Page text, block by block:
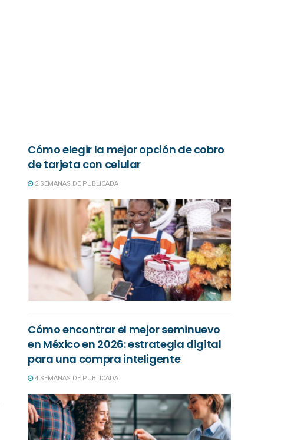
Cómo elegir la mejor opción de cobro
de tarjeta con celular
2 SEMANAS DE PUBLICADA
Cómo encontrar el mejor seminuevo
en México en 2026: estrategia digital
para una compra inteligente
4 SEMANAS DE PUBLICADA